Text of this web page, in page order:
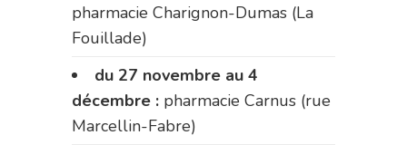
pharmacie Charignon-Dumas (La
Fouillade)
du 27 novembre au 4
décembre : pharmacie Carnus (rue
Marcellin-Fabre)